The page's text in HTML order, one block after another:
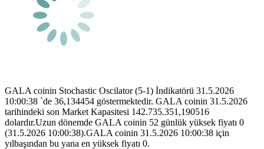
GALA coinin Stochastic Oscilator (5-1) İndikatörü 31.5.2026
10:00:38 `de 36,134454 göstermektedir. GALA coinin 31.5.2026
tarihindeki son Market Kapasitesi 142.735.351,190516
dolardır.Uzun dönemde GALA coinin 52 günlük yüksek fiyatı 0
(31.5.2026 10:00:38).GALA coinin 31.5.2026 10:00:38 için
yılbaşından bu yana en yüksek fiyatı 0.